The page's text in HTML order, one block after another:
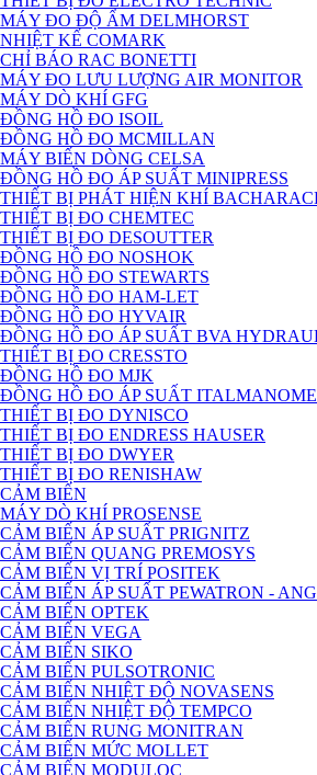
MÁY ĐO ĐỘ ẨM DELMHORST
NHIỆT KẾ COMARK
CHỈ BÁO RAC BONETTI
MÁY ĐO LƯU LƯỢNG AIR MONITOR
MÁY DÒ KHÍ GFG
ĐỒNG HỒ ĐO ISOIL
ĐỒNG HỒ ĐO MCMILLAN
MÁY BIẾN DÒNG CELSA
ĐỒNG HỒ ĐO ÁP SUẤT MINIPRESS
THIẾT BỊ PHÁT HIỆN KHÍ
THIẾT BỊ ĐO CHEMTEC
THIẾT BỊ ĐO DESOUTTER
ĐỒNG HỒ ĐO NOSHOK
ĐỒNG HỒ ĐO STEWARTS
ĐỒNG HỒ ĐO HAM-LET
ĐỒNG HỒ ĐO HYVAIR
ĐỒNG HỒ ĐO ÁP SUẤT BVA
THIẾT BỊ ĐO CRESSTO
ĐỒNG HỒ ĐO MJK
ĐỒNG HỒ ĐO ÁP SUẤT
THIẾT BỊ ĐO DYNISCO
THIẾT BỊ ĐO ENDRESS HAUSER
THIẾT BỊ ĐO DWYER
THIẾT BỊ ĐO RENISHAW
CẢM BIẾN
MÁY DÒ KHÍ PROSENSE
CẢM BIẾN ÁP SUẤT PRIGNITZ
CẢM BIẾN QUANG PREMOSYS
CẢM BIẾN VỊ TRÍ POSITEK
CẢM BIẾN ÁP SUẤT PEWATRON -
CẢM BIẾN OPTEK
CẢM BIẾN VEGA
CẢM BIẾN SIKO
CẢM BIẾN PULSOTRONIC
CẢM BIẾN NHIỆT ĐỘ NOVASENS
CẢM BIẾN NHIỆT ĐỘ TEMPCO
CẢM BIẾN RUNG MONITRAN
CẢM BIẾN MỨC MOLLET
CẢM BIẾN MODULOC